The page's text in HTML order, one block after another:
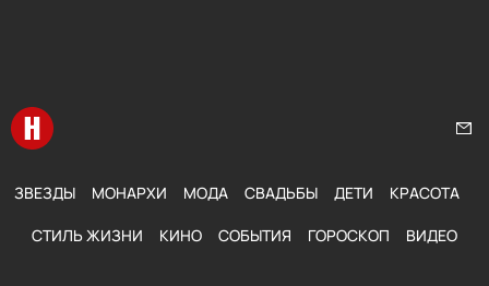
Перейти на главную
ЗВЕЗДЫ МОНАРХИ МОДА СВАДЬБЫ ДЕТИ КРАСОТА
СТИЛЬ ЖИЗНИ КИНО СОБЫТИЯ ГОРОСКОП ВИДЕО